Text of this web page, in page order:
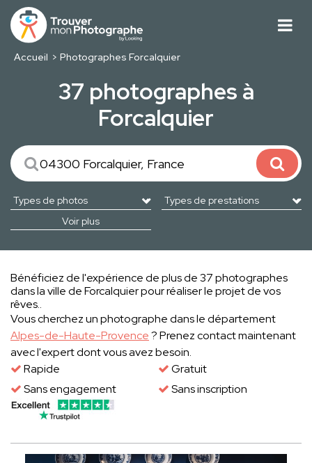
Accueil Photographes Forcalquier
37 photographes à
Forcalquier
Voir plus
Bénéficiez de l'expérience de plus de 37 photographes
dans la ville de Forcalquier pour réaliser le projet de vos
rêves..
Vous cherchez un photographe dans le département
Alpes-de-Haute-Provence? Prenez contact maintenant
avec l'expert dont vous avez besoin.
Rapide
Gratuit
Sans engagement
Sans inscription